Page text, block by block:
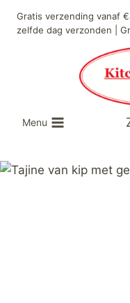
Gratis verzending vanaf
zelfde dag verzonden |
Menu